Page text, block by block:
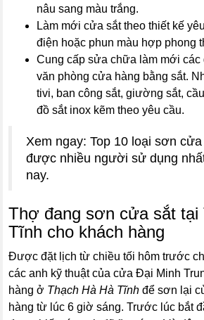
nâu sang màu trắng.
Làm mới cửa sắt theo thiết kế
điện hoặc phun màu hợp phong
Cung cấp sửa chữa làm mới các
văn phòng cửa hàng bằng sắt.
tivi, ban công sắt, giường sắt,
đồ sắt inox kẽm theo yêu cầu.
Xem ngay: Top 10 loại sơn
được nhiều người sử dụng
nay.
Thợ đang sơn cửa sắt tại
Tĩnh cho khách hàng
Được đặt lịch từ chiều tối hôm trước
các anh kỹ thuật của cửa Đại Minh
hàng ở Thạch Hà Hà Tĩnh để sơn lại
hàng từ lúc 6 giờ sáng. Trước lúc bắt